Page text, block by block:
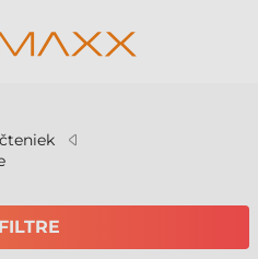
FILTRE